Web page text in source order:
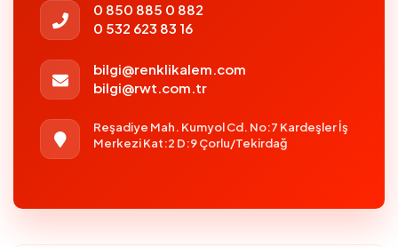
0 850 885 0 882
0 532 623 83 16
bilgi@renklikalem.com
bilgi@rwt.com.tr
Reşadiye Mah. Kumyol Cd. No:7 Kardeşler İş
Merkezi Kat:2 D:9 Çorlu/Tekirdağ